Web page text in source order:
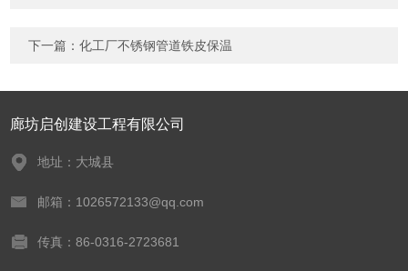
下一篇：化工厂不锈钢管道铁皮保温
廊坊启创建设工程有限公司
地址：大城县
邮箱：1026572133@qq.com
传真：86-0316-2723681